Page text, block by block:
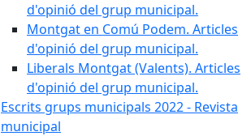
d'opinió del grup municipal.
Montgat en Comú Podem. Articles
d'opinió del grup municipal.
Liberals Montgat (Valents). Articles
d'opinió del grup municipal.
Escrits grups municipals 2022 - Revista
municipal